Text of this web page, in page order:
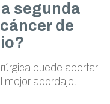
segunda
de
puede aportar
mejor abordaje.